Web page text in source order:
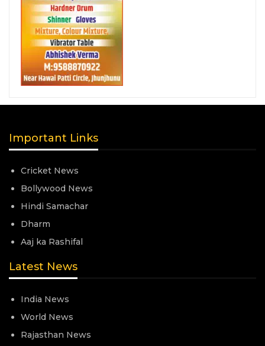
Important Links
Cricket News
Bollywood News
Hindi Samachar
Dharm
Aaj ka Rashifal
Latest News
India News
World News
Rajasthan News